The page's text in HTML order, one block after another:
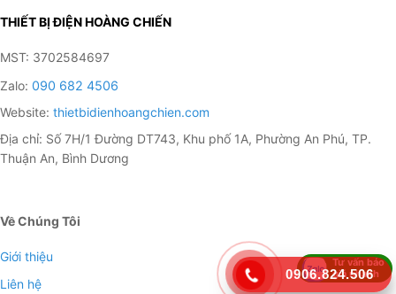
THIẾT BỊ ĐIỆN HOÀNG CHIẾN
MST: 3702584697
Zalo: 090 682 4506
Website: thietbidienhoangchien.com
Địa chỉ: Số 7H/1 Đường DT743, Khu phố 1A, Phường An Phú, TP.
Thuận An, Bình Dương
Về Chúng Tôi
Giới thiệu
Liên hệ
Tư vấn báo
giá nhanh
0906.824.506